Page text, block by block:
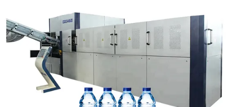
MAPA
DO
SITE
PRIVACY